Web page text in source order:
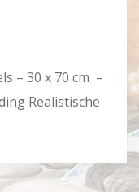
– 30 x 70 cm –
Realistische